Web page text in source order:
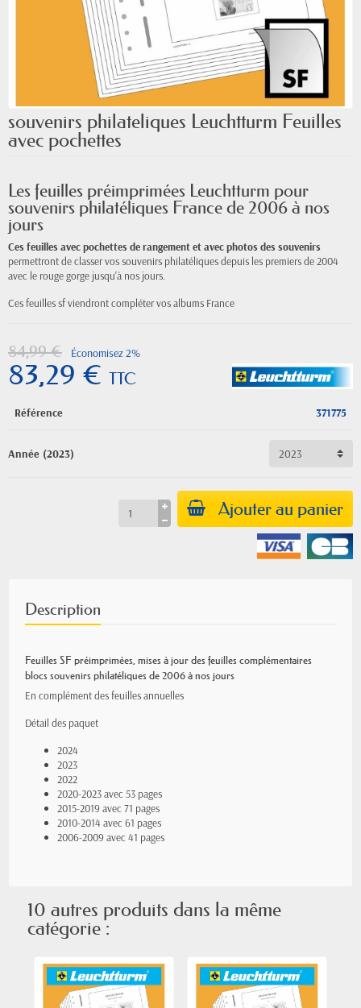
souvenirs philateliques Leuchtturm Feuilles
avec pochettes
Les feuilles préimprimées Leuchtturm pour
souvenirs philatéliques France de 2006 à nos
jours
Ces feuilles avec pochettes de rangement et avec photos des souvenirs
permettront de classer vos souvenirs philatéliques depuis les premiers de 2004
avec le rouge gorge jusqu'à nos jours.
Ces feuilles sf viendront compléter vos albums France
84,99 € Économisez 2%
83,29 € TTC
Référence 371775
Année (2023)
Ajouter au panier
Description
Feuilles SF préimprimées mises à jour des feuilles complémentaires
blocs souvenirs philatéliques de 2006 à nos jours
En complément des feuilles annuelles
Détail des paquet
2024
2023
2022
2020-2023 avec 53 pages
2015-2019 avec 71 pages
2010-2014 avec 61 pages
2006-2009 avec 41 pages
10 autres produits dans la même
catégorie :